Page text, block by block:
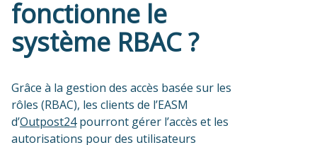
fonctionne le
système RBAC ?
Grâce à la gestion des accès basée sur les
rôles (RBAC), les clients de l’EASM
d’Outpost24pourront gérer l’accès et les
autorisations pour des utilisateurs